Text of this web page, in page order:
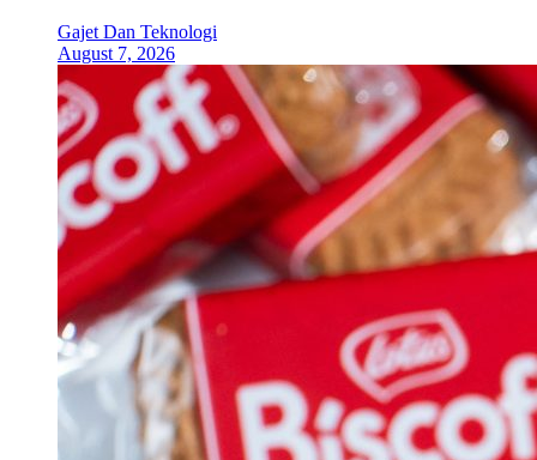
Gajet Dan Teknologi
August 7, 2026